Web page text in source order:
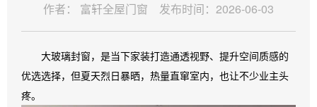
作者： 富轩全屋门窗 发布时间：2026-06-03
大玻璃封窗，是当下家装打造通透视野、提升空间质感的
优选选择，但夏天烈日暴晒，热量直窜室内，也让不少业主头
疼。